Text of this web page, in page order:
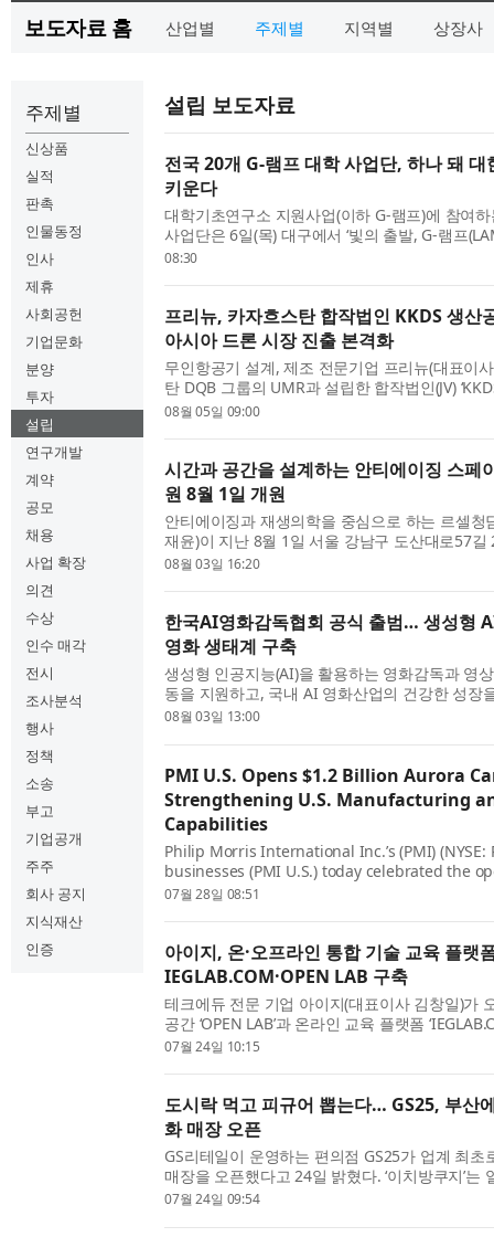
보도자료 홈 산업별 주제별 지역별 상장사
주제별
신상품
실적
판촉
인물동정
인사
제휴
사회공헌
기업문화
분양
투자
설립
연구개발
계약
공모
채용
사업 확장
의견
수상
인수 매각
전시
조사분석
행사
정책
소송
부고
기업공개
주주
회사 공지
지식재산
인증
설립 보도자료
전국 20개 G-램프 대학 사업단, 하나 돼
키운다
대학기초연구소 지원사업(이하 G-램프)에 참여
사업단은 6일(목) 대구에서 ‘빛의 출발, G-램프
출범식’을 개최했다. 이번 행사는 20개 사업단의
08:30
프리뉴, 카자흐스탄 합작법인 KKDS 생산
아시아 드론 시장 진출 본격화
무인항공기 설계, 제조 전문기업 프리뉴(대표이
탄 DQB 그룹의 UMR과 설립한 합작법인(JV)
Korea Drone Systems)’의 생산공장을 정식 개
08월 05일 09:00
시간과 공간을 설계하는 안티에이징 스페
원 8월 1일 개원
안티에이징과 재생의학을 중심으로 하는 르셀청
재윤)이 지난 8월 1일 서울 강남구 도산대로57길
딩에서 진료를 시작했다. 르셀청담의원은 개원
08월 03일 16:20
한국AI영화감독협회 공식 출범… 생성형
영화 생태계 구축
생성형 인공지능(AI)을 활용하는 영화감독과 영
동을 지원하고, 국내 AI 영화산업의 건강한 성장
AI영화감독협회(Korea Association of AI Film
08월 03일 13:00
PMI U.S. Opens $1.2 Billion Aurora
Strengthening U.S. Manufacturing
Capabilities
Philip Morris International Inc.’s (PMI) (NYSE:
businesses (PMI U.S.) today celebrated the
Aurora, Colorado manufacturing campus, a
07월 28일 08:51
아이지, 온·오프라인 통합 기술 교육 플랫
IEGLAB.COM·OPEN LAB 구축
테크에듀 전문 기업 아이지(대표이사 김창일)가
공간 ‘OPEN LAB’과 온라인 교육 플랫폼
시대를 선도할 미래형 기술 교육 플랫폼 운영을
07월 24일 10:15
도시락 먹고 피규어 뽑는다… GS25, 부산
화 매장 오픈
GS리테일이 운영하는 편의점 GS25가 업계 최초
매장을 오픈했다고 24일 밝혔다. ‘이치방쿠지’는
른바 ‘꽝 없는 뽑기’다. 고객이 키오스크에서 직
07월 24일 09:54